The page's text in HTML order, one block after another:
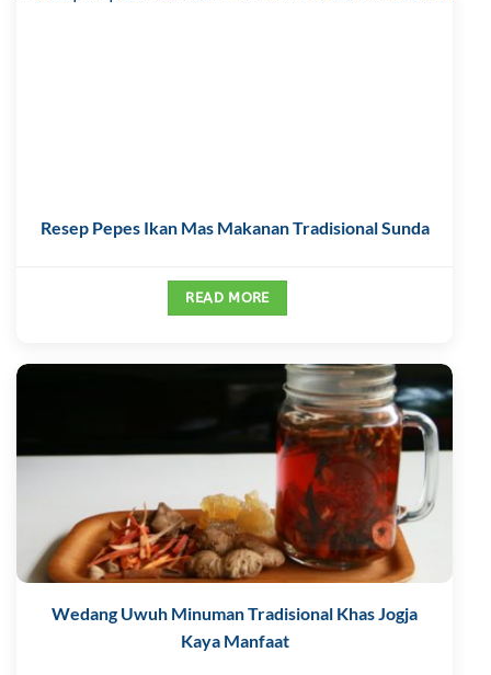
Resep Pepes Ikan Mas Makanan Tradisional Sunda
READ MORE
Wedang Uwuh Minuman Tradisional Khas Jogja
Kaya Manfaat